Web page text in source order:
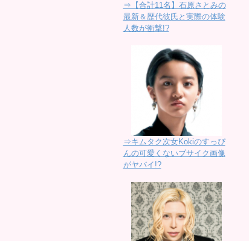
⇒【合計11名】石原さとみの
最新＆歴代彼氏と実際の体験
人数が衝撃!?
⇒キムタク次女Kokiのすっぴ
んの可愛くないブサイク画像
がヤバイ!?